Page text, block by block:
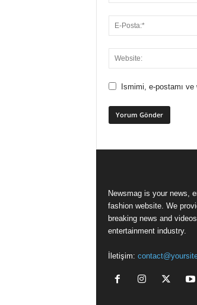
Ismimi, e-postamı
Newsmag is your news,
fashion website. We
breaking news and
entertainment industry.
İletişim: